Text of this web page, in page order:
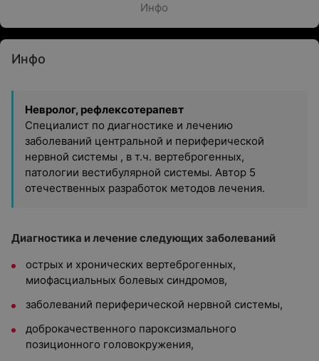
Инфо
Инфо
Невролог, рефлексотерапевт
Специалист по диагностике и лечению
заболеваний центральной и периферической
нервной системы , в т.ч. вертеброгенных,
патологии вестибулярной системы. Автор 5
отечественных разработок методов лечения.
Диагностика и лечение следующих заболеваний
острых и хронических вертеброгенных,
миофасциальных болевых синдромов,
заболеваний периферической нервной системы,
доброкачественного пароксизмального
позиционного головокружения,